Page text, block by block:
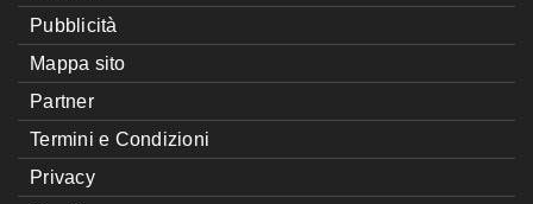
Pubblicità
Mappa sito
Partner
Termini e Condizioni
Privacy